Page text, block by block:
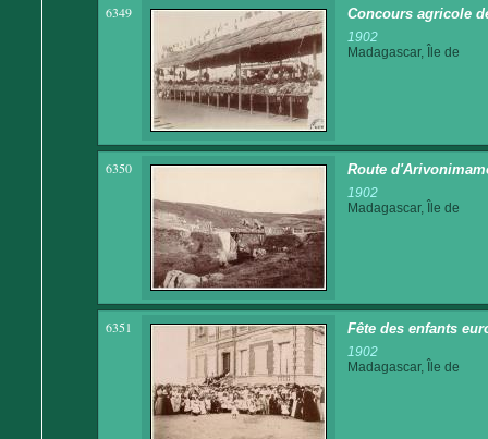
6349 Concours agricole
1902
Madagascar, Île de
6350 Route
1902
Madagascar, Île de
6351 Fête des enfants
1902
Madagascar, Île de